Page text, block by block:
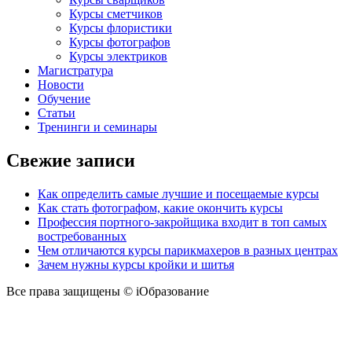
Курсы сметчиков
Курсы флористики
Курсы фотографов
Курсы электриков
Магистратура
Новости
Обучение
Статьи
Тренинги и семинары
Свежие записи
Как определить самые лучшие и посещаемые курсы
Как стать фотографом, какие окончить курсы
Профессия портного-закройщика входит в топ самых
востребованных
Чем отличаются курсы парикмахеров в разных центрах
Зачем нужны курсы кройки и шитья
Все права защищены © iОбразование